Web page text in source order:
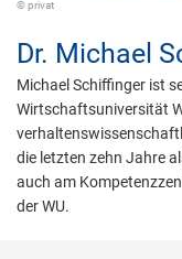
© privat
Dr. Michael
Michael Schiffinger ist
Wirtschaftsuniversität
die letzten zehn Jahre
auch am
der WU.